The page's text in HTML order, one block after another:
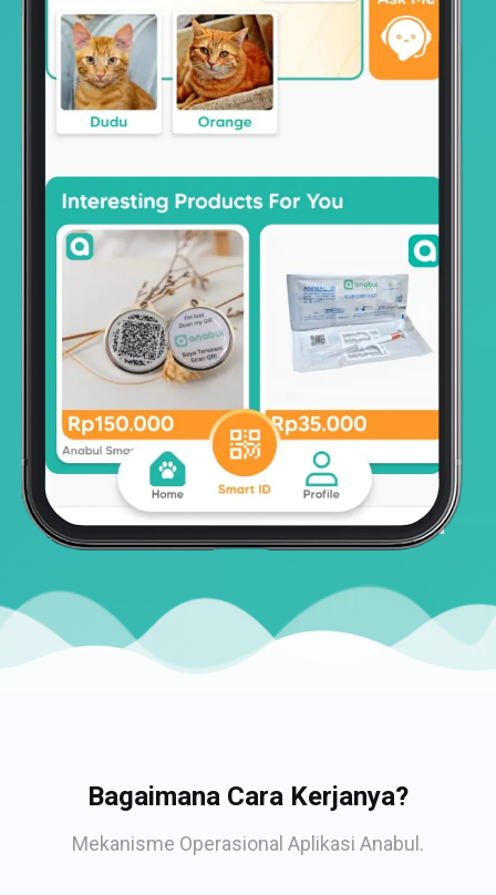
Bagaimana Cara Kerjanya?
Mekanisme Operasional Aplikasi Anabul.